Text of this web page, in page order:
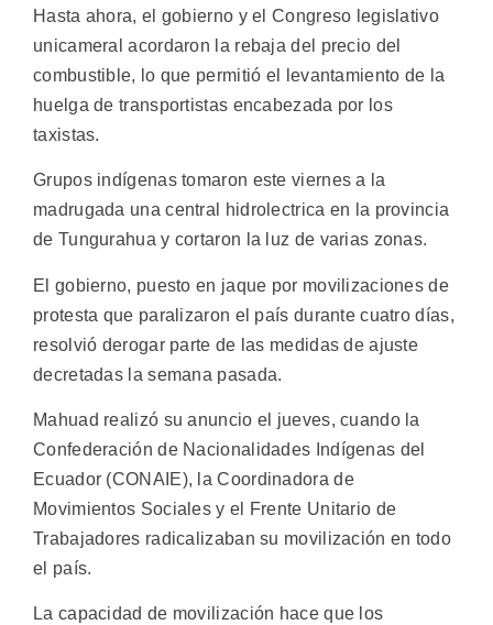
Hasta ahora, el gobierno y el Congreso legislativo
unicameral acordaron la rebaja del precio del
combustible, lo que permitió el levantamiento de la
huelga de transportistas encabezada por los
taxistas.
Grupos indígenas tomaron este viernes a la
madrugada una central hidrolectrica en la provincia
de Tungurahua y cortaron la luz de varias zonas.
El gobierno, puesto en jaque por movilizaciones de
protesta que paralizaron el país durante cuatro días,
resolvió derogar parte de las medidas de ajuste
decretadas la semana pasada.
Mahuad realizó su anuncio el jueves, cuando la
Confederación de Nacionalidades Indígenas del
Ecuador (CONAIE), la Coordinadora de
Movimientos Sociales y el Frente Unitario de
Trabajadores radicalizaban su movilización en todo
el país.
La capacidad de movilización hace que los